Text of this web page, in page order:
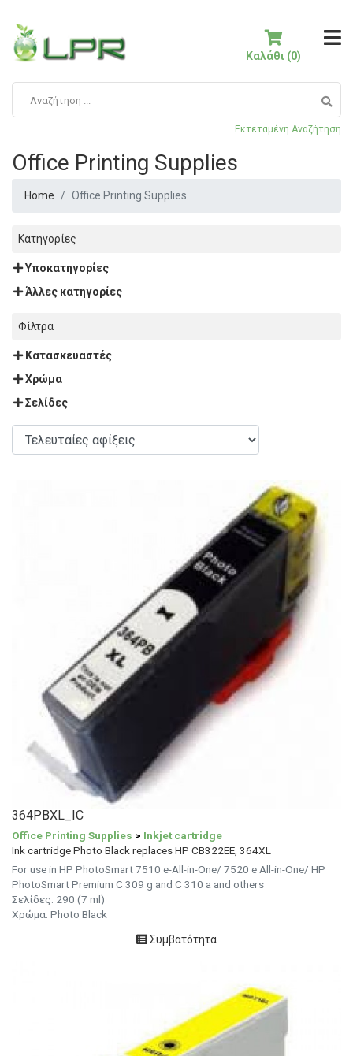
Εκτεταμένη Αναζήτηση
Καλάθι (0)
Office Printing Supplies
Home Office Printing Supplies
Κατηγορίες
Υποκατηγορίες
Άλλες κατηγορίες
Φίλτρα
Κατασκευαστές
Χρώμα
Σελίδες
364PBXL_IC
Office Printing Supplies > Inkjet cartridge
Ink cartridge Photo Black replaces HP CB322EE, 364XL
For use in HP PhotoSmart 7510 e-All-in-One/ 7520 e All-in-One/ HP
PhotoSmart Premium C 309 g and C 310 a and others
Σελίδες: 290 (7 ml)
Χρώμα: Photo Black
Συμβατότητα